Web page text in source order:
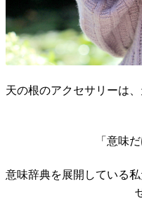
天の根のアクセサリーは
「意味
意味辞典を展開している